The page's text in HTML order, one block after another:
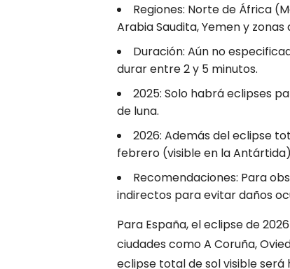
Regiones: Norte de África
Arabia Saudita, Yemen y
Duración: Aún no
durar entre 2 y 5 minutos.
2025: Solo habrá eclipses
de luna.
2026: Además del eclipse
febrero (visible en la
Recomendaciones: Para
indirectos para evitar daños
Para España, el eclipse de
ciudades como A Coruña,
eclipse total de sol visible